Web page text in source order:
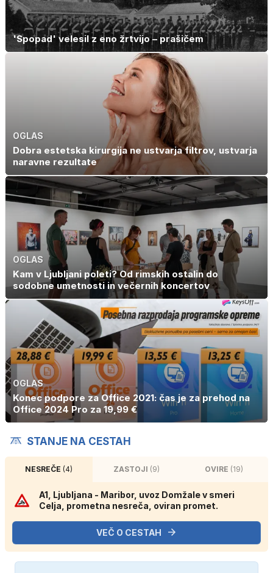
'Spopad' velesil z eno žrtvijo – prašičem
OGLAS
Dobra estetska kirurgija ne ustvarja filtrov, ustvarja
naravne rezultate
OGLAS
Kam v Ljubljani poleti? Od rimskih ostalin do
sodobne umetnosti in večernih koncertov
OGLAS
Konec podpore za Office 2021: čas je za prehod na
Office 2024 Pro za 19,99 €
STANJE NA CESTAH
NESREČE (4) ZASTOJI (9) OVIRE (19)
A1, Ljubljana - Maribor, uvoz Domžale v smeri
Celja, prometna nesreča, oviran promet.
VEČ O CESTAH